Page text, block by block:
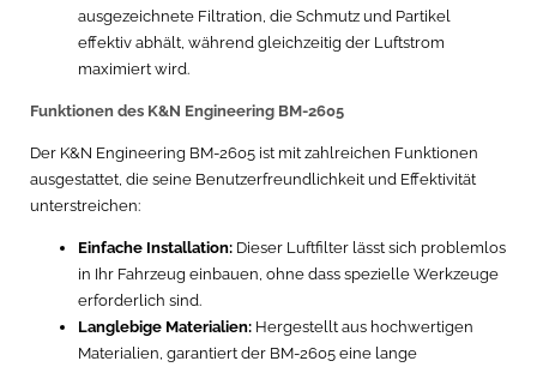
ausgezeichnete Filtration, die Schmutz und Partikel
effektiv abhält, während gleichzeitig der Luftstrom
maximiert wird.
Funktionen des K&N Engineering BM-2605
Der K&N Engineering BM-2605 ist mit zahlreichen Funktionen
ausgestattet, die seine Benutzerfreundlichkeit und Effektivität
unterstreichen:
Einfache Installation: Dieser Luftfilter lässt sich problemlos
in Ihr Fahrzeug einbauen, ohne dass spezielle Werkzeuge
erforderlich sind.
Langlebige Materialien: Hergestellt aus hochwertigen
Materialien, garantiert der BM-2605 eine lange